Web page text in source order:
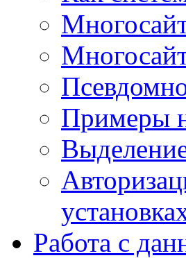
Примеры
Работа с